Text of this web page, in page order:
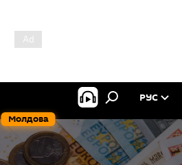
Молдова
РУС